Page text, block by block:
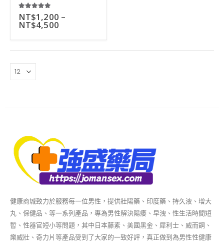
5.00 out of 5
NT$1,200 –
NT$4,500
健康商城致力於服務每一位男性，提供壯陽藥、印度藥、持久液、增大
丸、保健品、等一系列產品，專為男性解決陽痿、早洩、性生活時間短
暫、性器官短小等問題，其中日本藤素、美國黑金、犀利士、威而鋼、
樂威壯、奇力片等產品受到了大家的一致好評，真正做到為男性性健康